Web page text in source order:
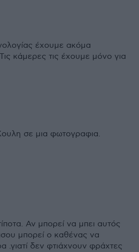
έχουμε ακόμα
κάμερες τις έχουμε μόνο για
σε μια φωτογραφια.
Αν μπορεί να μπει αυτός
μπορεί ο καθένας να
.γιατί δεν φτιάχνουν φράχτες